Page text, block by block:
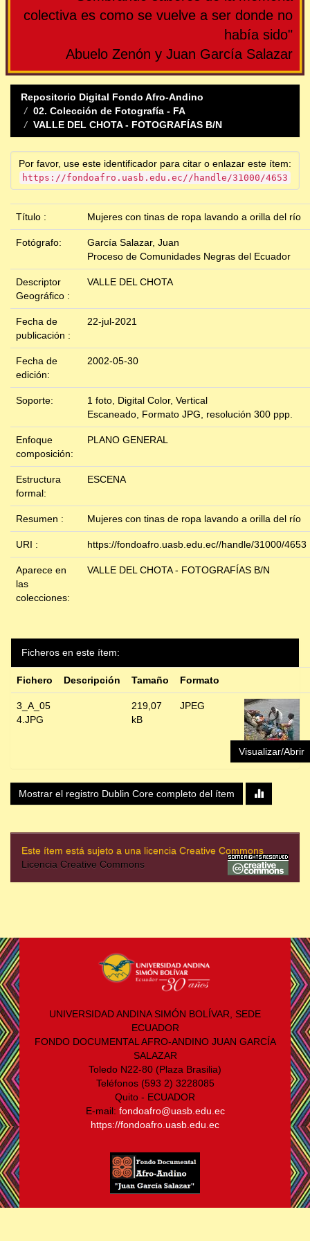
colectiva es como se vuelve a ser donde no
había sido"
Abuelo Zenón y Juan García Salazar
Repositorio Digital Fondo Afro-Andino
02. Colección de Fotografía - FA
VALLE DEL CHOTA - FOTOGRAFÍAS B/N
Por favor, use este identificador para citar o enlazar este ítem:
https://fondoafro.uasb.edu.ec//handle/31000/4653
Título : Mujeres con tinas de ropa lavando a orilla del río
Fotógrafo:
García Salazar, Juan
Proceso de Comunidades Negras del Ecuador
Descriptor
Geográfico :
VALLE DEL CHOTA
Fecha de
publicación :
22-jul-2021
Fecha de
edición:
2002-05-30
Soporte:
1 foto, Digital Color, Vertical
Escaneado, Formato JPG, resolución 300 ppp.
Enfoque
composición:
PLANO GENERAL
Estructura
formal:
ESCENA
Resumen : Mujeres con tinas de ropa lavando a orilla del río
URI : https://fondoafro.uasb.edu.ec//handle/31000/4653
Aparece en
las
colecciones:
VALLE DEL CHOTA - FOTOGRAFÍAS B/N
Ficheros en este ítem:
Fichero Descripción Tamaño Formato
3_A_05
4.JPG
219,07
kB
JPEG
Visualizar/Abrir
Mostrar el registro Dublin Core completo del ítem
Este ítem está sujeto a una licencia Creative Commons
Licencia Creative Commons
UNIVERSIDAD ANDINA SIMÓN BOLÍVAR, SEDE
ECUADOR
FONDO DOCUMENTAL AFRO-ANDINO JUAN GARCÍA
SALAZAR
Toledo N22-80 (Plaza Brasilia)
Teléfonos (593 2) 3228085
Quito - ECUADOR
E-mail: fondoafro@uasb.edu.ec
https://fondoafro.uasb.edu.ec